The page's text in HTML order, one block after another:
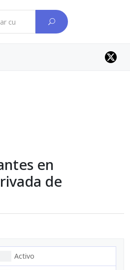
en
de
Activo